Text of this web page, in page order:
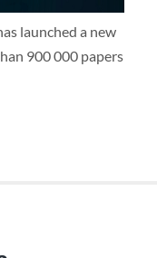
launched a new
900 000 papers